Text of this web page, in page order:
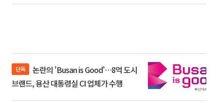
단독
브랜드, 용산 대통령실 CI 업체가 수행